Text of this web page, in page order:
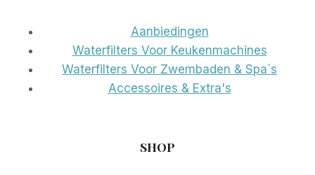
Aanbiedingen
Waterfilters Voor Keukenmachines
Waterfilters Voor Zwembaden & Spa´s
Accessoires & Extra's
SHOP